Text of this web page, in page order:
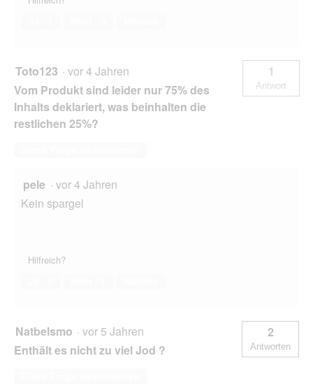
Toto123 · vor 4 Jahren
Vom Produkt sind leider nur 75% des
Inhalts deklariert, was beinhalten die
restlichen 25%?
1
Antwort
pele · vor 4 Jahren
Kein spargel
Hilfreich?
Natbelsmo · vor 5 Jahren
Enthält es nicht zu viel Jod ?
2
Antworten